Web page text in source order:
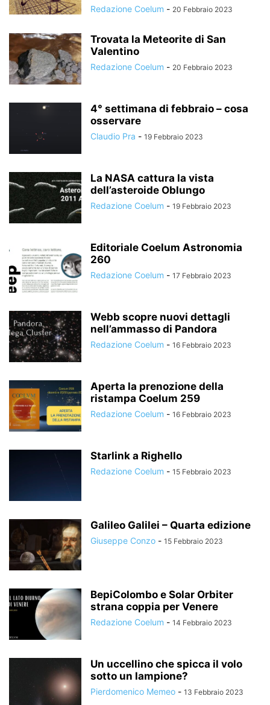
Redazione Coelum - 20 Febbraio 2023
Trovata la Meteorite di San
Valentino
Redazione Coelum - 20 Febbraio 2023
4° settimana di febbraio – cosa
osservare
Claudio Pra - 19 Febbraio 2023
La NASA cattura la vista
dell’asteroide Oblungo
Redazione Coelum - 19 Febbraio 2023
Editoriale Coelum Astronomia
260
Redazione Coelum - 17 Febbraio 2023
Webb scopre nuovi dettagli
nell’ammasso di Pandora
Redazione Coelum - 16 Febbraio 2023
Aperta la prenozione della
ristampa Coelum 259
Redazione Coelum - 16 Febbraio 2023
Starlink a Righello
Redazione Coelum - 15 Febbraio 2023
Galileo Galilei – Quarta edizione
Giuseppe Conzo - 15 Febbraio 2023
BepiColombo e Solar Orbiter
strana coppia per Venere
Redazione Coelum - 14 Febbraio 2023
Un uccellino che spicca il volo
sotto un lampione?
Pierdomenico Memeo - 13 Febbraio 2023